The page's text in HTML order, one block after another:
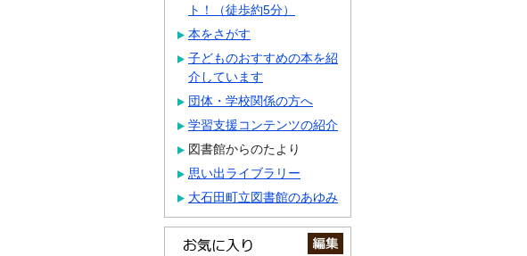
ト！（徒歩約5分）
本をさがす
子どものおすすめの本を紹
介しています
団体・学校関係の方へ
学習支援コンテンツの紹介
図書館からのたより
思い出ライブラリー
大石田町立図書館のあゆみ